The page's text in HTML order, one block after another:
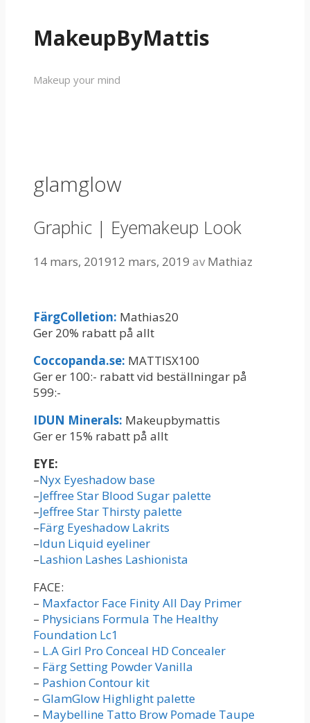
MakeupByMattis
Makeup your mind
glamglow
Graphic | Eyemakeup Look
14 mars, 201912 mars, 2019 avMathiaz
FärgColletion: Mathias20
Ger 20% rabatt på allt
Coccopanda.se: MATTISX100
Ger er 100:- rabatt vid beställningar på
599:-
IDUN Minerals: Makeupbymattis
Ger er 15% rabatt på allt
EYE:
–Nyx Eyeshadow base
–Jeffree Star Blood Sugar palette
–Jeffree Star Thirsty palette
–Färg Eyeshadow Lakrits
–Idun Liquid eyeliner
–Lashion Lashes Lashionista
FACE:
– Maxfactor Face Finity All Day Primer
– Physicians Formula The Healthy
Foundation Lc1
– L.A Girl Pro Conceal HD Concealer
– Färg Setting Powder Vanilla
– Pashion Contour kit
– GlamGlow Highlight palette
– Maybelline Tatto Brow Pomade Taupe